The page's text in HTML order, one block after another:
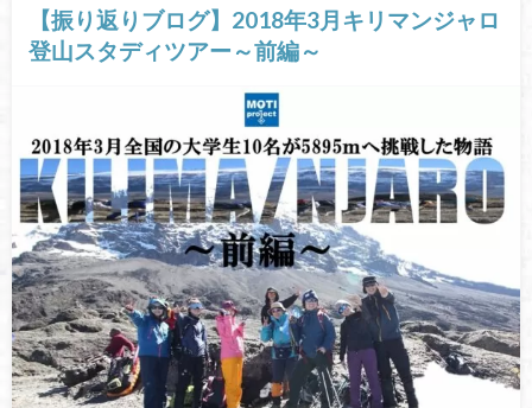
【振り返りブログ】2018年3月キリマンジャロ
登山スタディツアー～前編～